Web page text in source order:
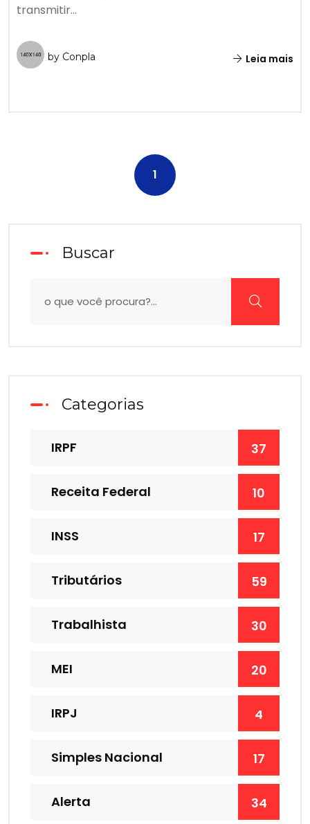
transmitir...
by Conpla Leia mais
1
Buscar
Categorias
IRPF 37
Receita Federal 10
INSS 17
Tributários 59
Trabalhista 30
MEI 20
IRPJ 4
Simples Nacional 17
Alerta 34